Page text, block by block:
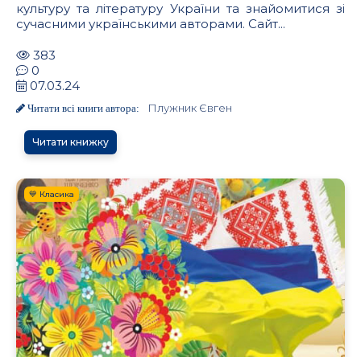
культуру та літературу України та знайомитися зі
сучасними українськими авторами. Сайт...
383
0
07.03.24
Читати всі книги автора: Плужник Євген
Читати книжку
💙 Класика